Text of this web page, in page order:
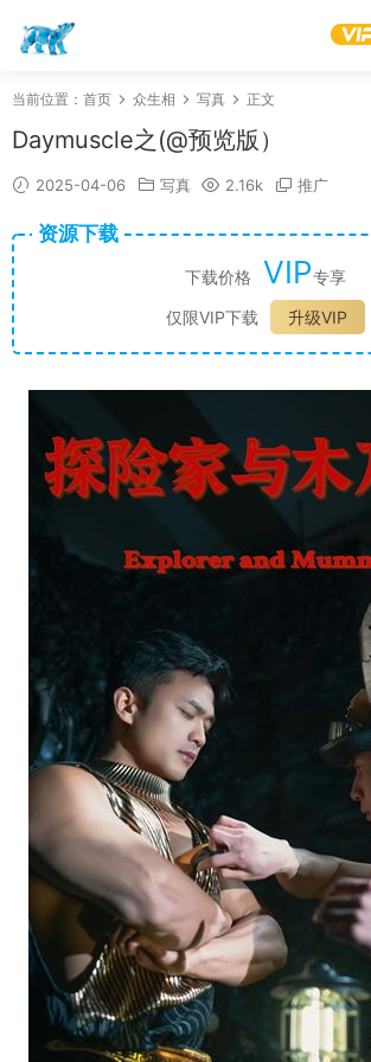
当前位置： 首页 众生相 写真 正文
Daymuscle之(@预览版）
2025-04-06 写真 2.16k 推广
资源下载
下载价格 VIP专享
仅限VIP下载
升级VIP